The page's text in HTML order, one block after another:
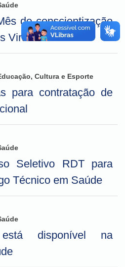
de conscientização
Virais
Cultura e Esporte
para contratação de
Seletivo RDT para
Técnico em Saúde
está disponível na